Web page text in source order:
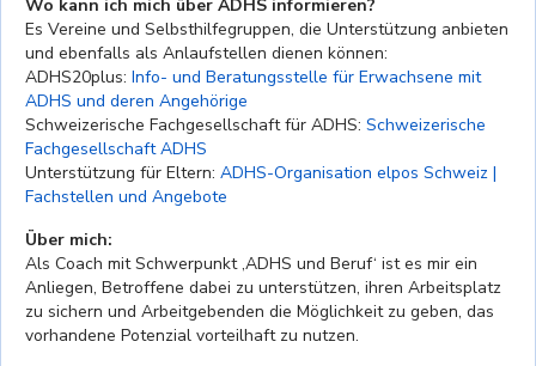
Wo kann ich mich über ADHS informieren?
Es Vereine und Selbsthilfegruppen, die Unterstützung anbieten
und ebenfalls als Anlaufstellen dienen können:
ADHS20plus: Info- und Beratungsstelle für Erwachsene mit
ADHS und deren Angehörige
Schweizerische Fachgesellschaft für ADHS: Schweizerische
Fachgesellschaft ADHS
Unterstützung für Eltern: ADHS-Organisation elpos Schweiz |
Fachstellen und Angebote
Über mich:
Als Coach mit Schwerpunkt ‚ADHS und Beruf‘ ist es mir ein
Anliegen, Betroffene dabei zu unterstützen, ihren Arbeitsplatz
zu sichern und Arbeitgebenden die Möglichkeit zu geben, das
vorhandene Potenzial vorteilhaft zu nutzen.